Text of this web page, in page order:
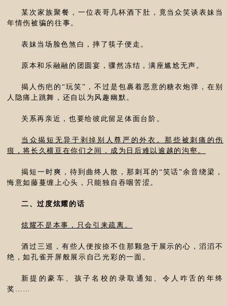
某次家族聚餐，一位表哥几杯酒下肚，竟当众笑谈表妹当
年情伤被骗的往事。
表妹当场脸色煞白，摔了筷子便走。
原本和乐融融的团圆宴，骤然冻结，满座尴尬无声。
揭人伤疤的“玩笑”，不过是包裹着恶意的糖衣炮弹，在别
人隐痛上跳舞，还自以为风趣幽默。
关系再亲近，也要给彼此留足体面台阶。
当众揭短无异于剥掉别人尊严的外衣。那些被刺痛的伤
痕，将长久横亘在你们之间，成为日后难以逾越的沟壑。
揭短一时爽，待到曲终人散，那刺耳的“笑话”余音绕梁，
悔意如藤蔓缠上心头，只能独自吞咽苦涩。
二、过度炫耀的话
炫耀不是本事，只会引来疏离。
酒过三巡，有些人便按捺不住那颗急于展示的心，滔滔不
绝，如孔雀开屏般展示自己光彩的一面。
新提的豪车、孩子名校的录取通知、令人咋舌的年终
奖……